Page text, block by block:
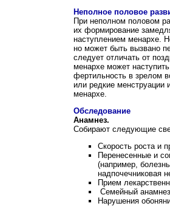
Неполное половое
При неполном половом
их формирование
наступлением менархе.
но может быть вызвано
следует отличать от
менархе может
фертильность в зрелом
или редкие менструации
менархе.
Обследование
Анамнез.
Собирают следующие
Скорость роста и
Перенесенные и
(например,
надпочечниковая
Прием
Семейный
Нарушения